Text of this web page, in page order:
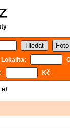
Lokalita:
Kč
ef